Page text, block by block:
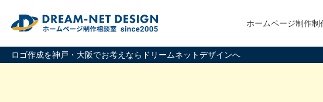
ロゴ作成を神戸・大阪でお考えならドリームネットデザインへ
ホームページ制作制